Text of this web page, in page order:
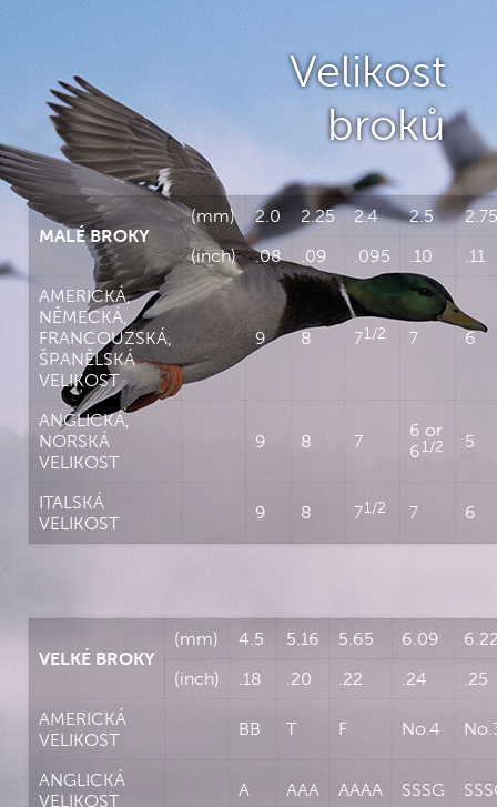
Velikost
broků
MALÉ BROKY
(mm) 2.0 2.25 2.4 2.5
2.75
(inch)
.08 .09 .095 .10
.11
AMERICKÁ,
NĚMECKÁ,
FRANCOUZSKÁ,
ŠPANĚLSKÁ
VELIKOST
9 8 71/2 7 6
ANGLICKÁ,
NORSKÁ
VELIKOST
9 8 7
6 or
61/2 5
ITALSKÁ
VELIKOST
9 8 71/2 7 6
VELKÉ BROKY
(mm) 4.5 5.16 5.65 6.09
(inch)
.18 .20 .22 .24
.25
AMERICKÁ
VELIKOST
BB T F No.4
ANGLICKÁ
VELIKOST
A AAA AAAA SSSG